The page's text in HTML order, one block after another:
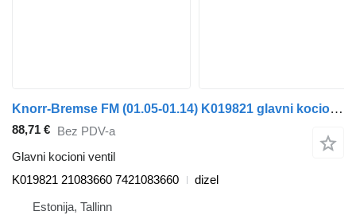
Knorr-Bremse FM (01.05-01.14) K019821 glavni kocioni ventil za Volvo FM7-FM12, FM, FMX (1998-2014) tegljača
88,71 € Bez PDV-a
Glavni kocioni ventil
K019821 21083660 7421083660
dizel
Estonija, Tallinn